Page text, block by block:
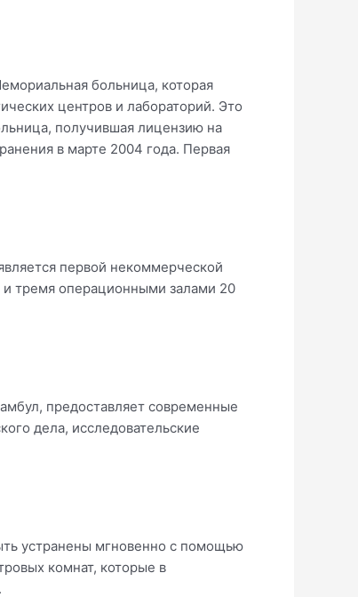
больница, которая
центров и лабораторий. Это
получившая лицензию на
в марте 2004 года. Первая
первой некоммерческой
и тремя операционными залами 20
предоставляет современные
дела, исследовательские
устранены мгновенно с помощью
комнат, которые в